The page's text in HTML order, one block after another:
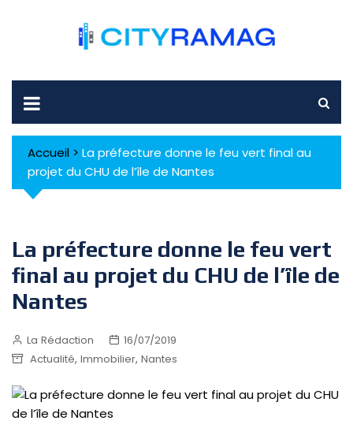
Accueil > La préfecture donne le feu vert final au
projet du CHU de l’île de Nantes
La préfecture donne le feu vert
final au projet du CHU de l’île de
Nantes
La Rédaction
16/07/2019
Actualité, Immobilier, Nantes